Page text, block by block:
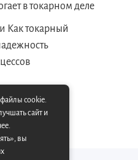
в токарном деле
Как токарный
cookie.
сайт и
вы